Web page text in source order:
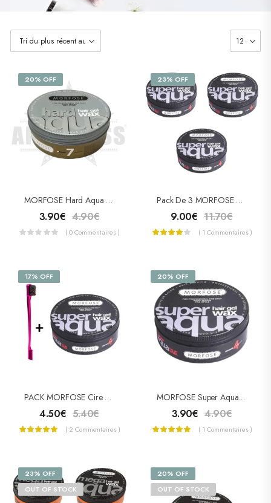
20% OFF
MORFOSE Hard Aqua Hair Wax – Cire Coiffante Hard “7”
3.90€ 4.90€
( 0 Commentaires )
23% OFF
Pack De 3 MORFOSE Mega Aqua Hair Wax – Cire Coiffante Mega “4”
9.00€ 11.70€
( 1 Commentaires )
17% OFF
PACK MORFOSE Cire Coiffante Mega “4” + BROSSE Baby Hairs
4.50€ 5.40€
( 2 Commentaires )
20% OFF
MORFOSE Super Aqua Hair Wax – Cire Coiffante Ultra “4”
3.90€ 4.90€
( 1 Commentaires )
23% OFF
OUT OF STOCK
20% OFF
OUT OF STOCK